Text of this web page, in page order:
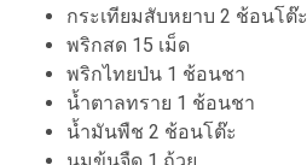
กระเทียมสับหยาบ 2 ช้อนโต๊ะ
พริกสด 15 เม็ด
พริกไทยป่น 1 ช้อนชา
น้ำตาลทราย 1 ช้อนชา
น้ำมันพืช 2 ช้อนโต๊ะ